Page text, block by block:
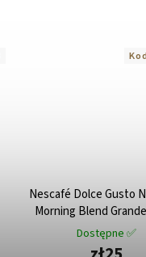
Nescafé Dolce Gusto
Morning Blend
Dostępne ✅